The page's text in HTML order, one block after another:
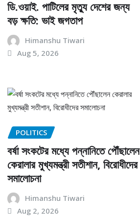
ডি.ওয়াই. পাটিলের মৃত্যু দেশের জন্য
বড় ক্ষতি: ভাই জগতাপ
Himanshu Tiwari
Aug 5, 2026
POLITICS
বর্ষা সংকটের মধ্যে পন্নানিতে পৌঁছালেন
কেরালার মুখ্যমন্ত্রী সতীশান, বিরোধীদের
সমালোচনা
Himanshu Tiwari
Aug 2, 2026